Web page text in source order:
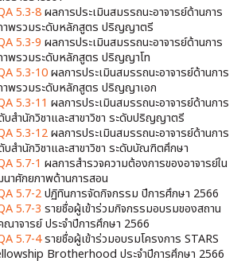
5.3-8ผลการประเมินสมรรถนะอาจารย์ด้านการ
าพรวมระดับหลักสูตร ปริญญาตรี
5.3-9 ผลการประเมินสมรรถนะอาจารย์ด้านการ
าพรวมระดับหลักสูตร ปริญญาโท
5.3-10ผลการประเมินสมรรถนะอาจารย์ด้านการ
าพรวมระดับหลักสูตร ปริญญาเอก
5.3-11 ผลการประเมินสมรรถนะอาจารย์ด้านการ
บสํานักวิชาและสาขาวิชา ระดับปริญญาตรี
5.3-12ผลการประเมินสมรรถนะอาจารย์ด้านการ
บสํานักวิชาและสาขาวิชา ระดับบัณฑิตศึกษา
5.7-1 ผลการสำรวจความต้องการของอาจารย์ใน
าศักยภาพด้านการสอน
5.7-2ปฏิทินการจัดกิจกรรม ปีการศึกษา 2566
5.7-3 รายชื่อผู้เข้าร่วมกิจกรรมอบรมของสถาน
าจารย์ ประจำปีการศึกษา 2566
5.7-4รายชื่อผู้เข้าร่วมอบรมโครงการ STARS
Brotherhood ประจำปีการศึกษา 2566